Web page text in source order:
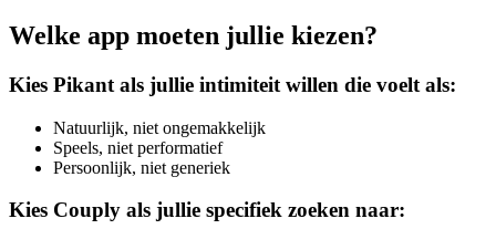
Welke app moeten jullie kiezen?
Kies Pikant als jullie intimiteit willen die voelt als:
Natuurlijk, niet ongemakkelijk
Speels, niet performatief
Persoonlijk, niet generiek
Kies Couply als jullie specifiek zoeken naar: